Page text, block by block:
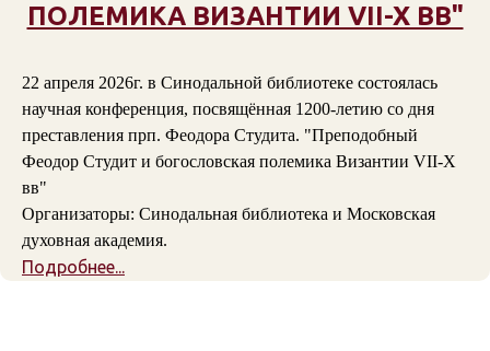
ПОЛЕМИКА ВИЗАНТИИ VII-X ВВ"
22 апреля 2026г. в Синодальной библиотеке состоялась
научная конференция, посвящённая 1200-летию со дня
преставления прп. Феодора Студита. "Преподобный
Феодор Студит и богословская полемика Византии VII-X
вв"
Организаторы: Синодальная библиотека и Московская
духовная академия.
Подробнее...